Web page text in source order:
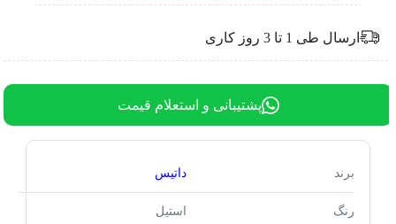
ارسال طی 1 تا 3 روز کاری
پشتیبانی و استعلام قیمت
برند داتیس
رنگ استیل